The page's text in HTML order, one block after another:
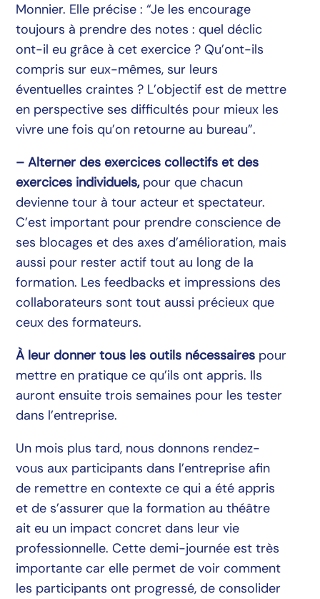
Monnier. Elle précise : “Je les encourage
toujours à prendre des notes : quel déclic
ont-il eu grâce à cet exercice ? Qu’ont-ils
compris sur eux-mêmes, sur leurs
éventuelles craintes ? L’objectif est de mettre
en perspective ses difficultés pour mieux les
vivre une fois qu’on retourne au bureau”.
– Alterner des exercices collectifs et des
exercices individuels,pour que chacun
devienne tour à tour acteur et spectateur.
C’est important pour prendre conscience de
ses blocages et des axes d’amélioration, mais
aussi pour rester actif tout au long de la
formation. Les feedbacks et impressions des
collaborateurs sont tout aussi précieux que
ceux des formateurs.
À leur donner tous les outils nécessaires pour
mettre en pratique ce qu’ils ont appris. Ils
auront ensuite trois semaines pour les tester
dans l’entreprise.
Un mois plus tard, nous donnons rendez-
vous aux participants dans l’entreprise afin
de remettre en contexte ce qui a été appris
et de s’assurer que la formation au théâtre
ait eu un impact concret dans leur vie
professionnelle. Cette demi-journée est très
importante car elle permet de voir comment
les participants ont progressé, de consolider